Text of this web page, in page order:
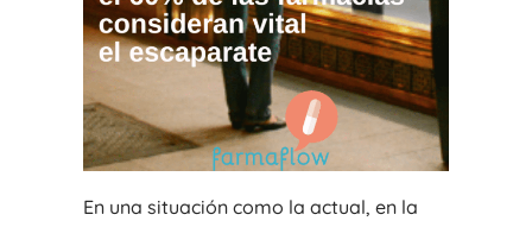
En una situación como la actual, en la